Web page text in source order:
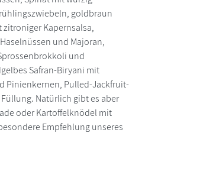
goldbraun
Kapernsalsa,
und Majoran,
und
Safran-Biryani mit
Pinienkernen, Pulled-Jackfruit-
Natürlich gibt es aber
oder Kartoffelknödel mit
Empfehlung unseres